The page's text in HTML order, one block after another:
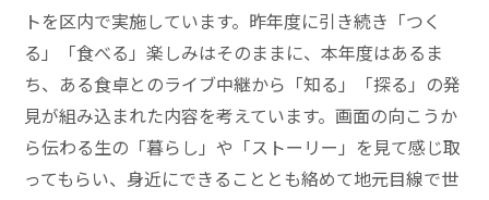
トを区内で実施しています。昨年度に引き続き「つく
る」「食べる」楽しみはそのままに、本年度はあるま
ち、ある食卓とのライブ中継から「知る」「探る」の発
見が組み込まれた内容を考えています。画面の向こうか
ら伝わる生の「暮らし」や「ストーリー」を見て感じ取
ってもらい、身近にできることとも絡めて地元目線で世